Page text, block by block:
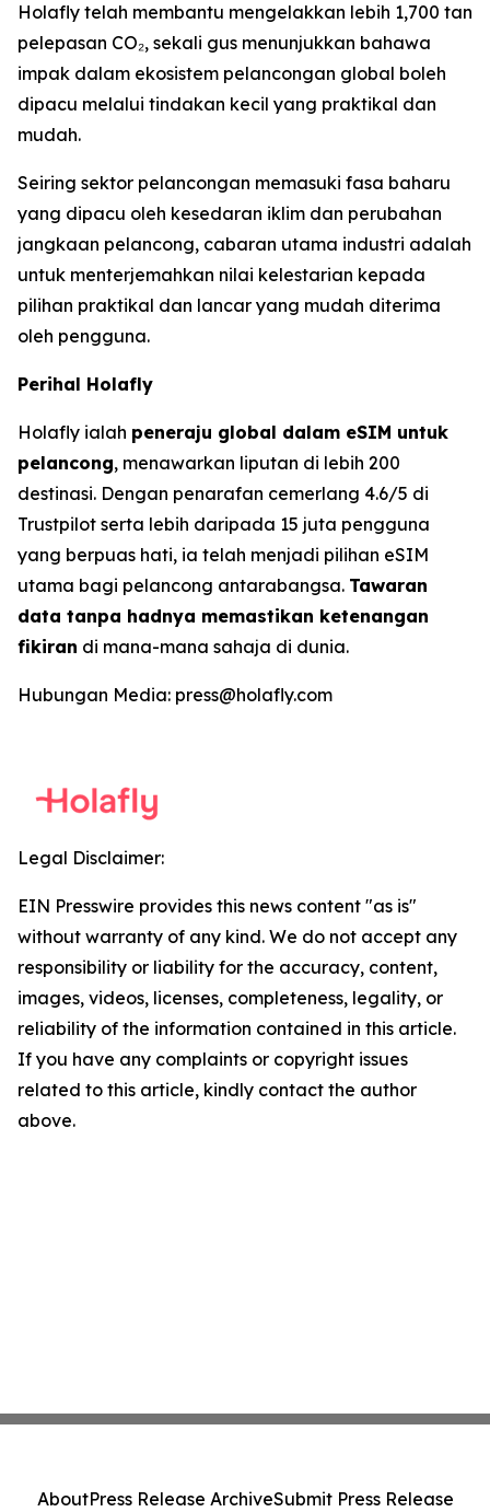
Holafly telah membantu mengelakkan lebih 1,700 tan
pelepasan CO₂, sekali gus menunjukkan bahawa
impak dalam ekosistem pelancongan global boleh
dipacu melalui tindakan kecil yang praktikal dan
mudah.
Seiring sektor pelancongan memasuki fasa baharu
yang dipacu oleh kesedaran iklim dan perubahan
jangkaan pelancong, cabaran utama industri adalah
untuk menterjemahkan nilai kelestarian kepada
pilihan praktikal dan lancar yang mudah diterima
oleh pengguna.
Perihal Holafly
Holafly ialah peneraju global dalam eSIM untuk
pelancong, menawarkan liputan di lebih 200
destinasi. Dengan penarafan cemerlang 4.6/5 di
Trustpilot serta lebih daripada 15 juta pengguna
yang berpuas hati, ia telah menjadi pilihan eSIM
utama bagi pelancong antarabangsa. Tawaran
data tanpa hadnya memastikan ketenangan
fikiran di mana-mana sahaja di dunia.
Hubungan Media: press@holafly.com
Legal Disclaimer:
EIN Presswire provides this news content "as is"
without warranty of any kind. We do not accept any
responsibility or liability for the accuracy, content,
images, videos, licenses, completeness, legality, or
reliability of the information contained in this article.
If you have any complaints or copyright issues
related to this article, kindly contact the author
above.
AboutPress Release ArchiveSubmit Press Release